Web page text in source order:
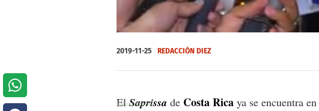
seconds
of
2019-11-25 REDACCIÓN DIEZ
ElSaprissa de Costa Rica ya se encuentra en